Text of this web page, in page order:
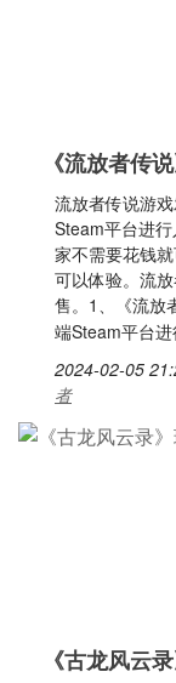
《流放者传
流放者传说游
Steam平台进
家不需要花钱
可以体验。流
售。1、《流放
端Steam平台
2024-02-05
者
《古龙风云